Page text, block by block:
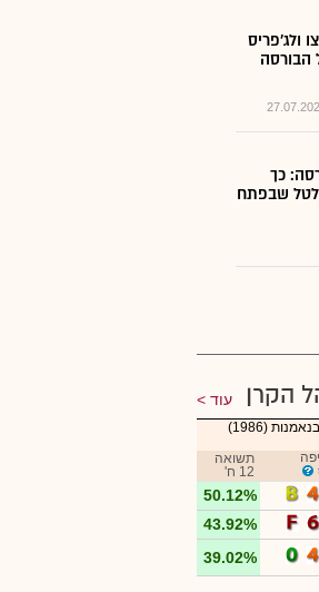
ולג'פריס
הבורסה
כך
שבפתח
הקרן עוד
מנהל : אנליסט אי.אמ.אס ניהול קרנות בנאמנות (1986)
תשואה
12 ח'
50.12%
43.92%
39.02%